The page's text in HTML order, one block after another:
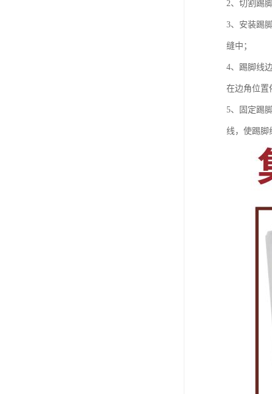
2、切割踢
3、安装踢
缝中；
4、踢脚线
在边角位置
5、固定踢
线，使踢脚